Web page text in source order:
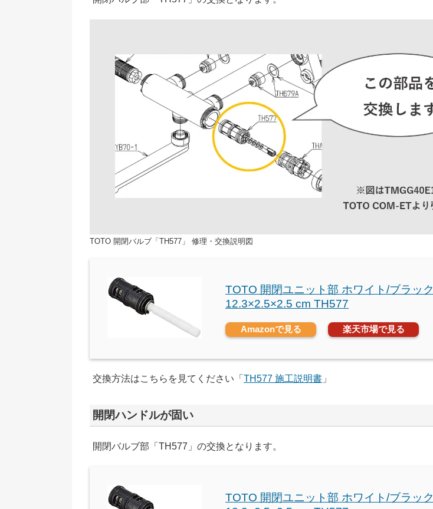
TOTO 開閉バルブ「TH577」 修理・交換説明図
TOTO 開閉ユニット部 ホワイト/ブラック
12.3×2.5×2.5 cm TH577
Amazonで見る 楽天市場で見る
交換方法はこちらを見てください「 TH577 施工説明書 」
開閉ハンドルが固い
開閉バルブ部「TH577」の交換となります。
TOTO 開閉ユニット部 ホワイト/ブラック